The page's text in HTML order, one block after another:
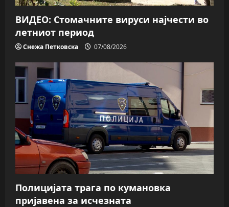
ВИДЕО: Стомачните вируси најчести во
летниот период
Снежа Петковска 07/08/2026
Полицијата трага пo кумановка
пријавена за исчезната